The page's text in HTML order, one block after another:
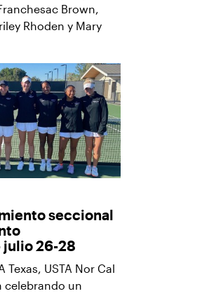
Brown,
Rhoden y Mary
seccional
julio 26-28
Texas, USTA Nor Cal
celebrando un